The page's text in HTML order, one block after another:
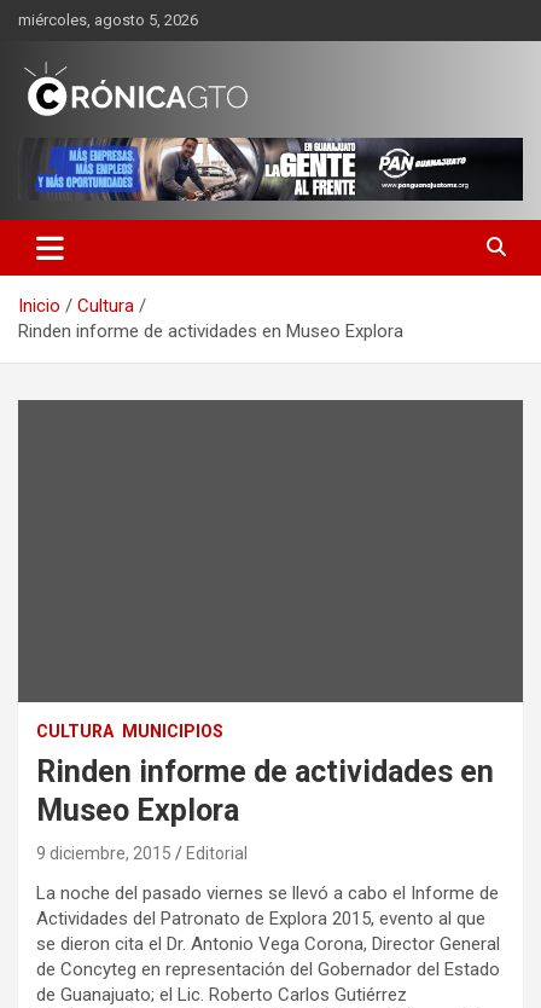
Saltar
contenido
miércoles, agosto 5, 2026
CRONICA GUANAJUATO
Inicio
Cultura
Rinden informe de actividades en Museo Explora
CULTURA MUNICIPIOS
Rinden informe de actividades en
Museo Explora
9 diciembre, 2015 Editorial
La noche del pasado viernes se llevó a cabo el Informe de
Actividades del Patronato de Explora 2015, evento al que
se dieron cita el Dr. Antonio Vega Corona, Director General
de Concyteg en representación del Gobernador del Estado
de Guanajuato; el Lic. Roberto Carlos Gutiérrez